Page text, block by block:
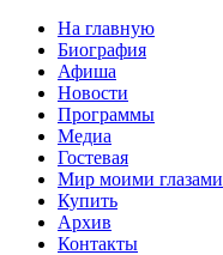
На главную
Биография
Афиша
Новости
Программы
Медиа
Гостевая
Мир моими глазами
Купить
Архив
Контакты